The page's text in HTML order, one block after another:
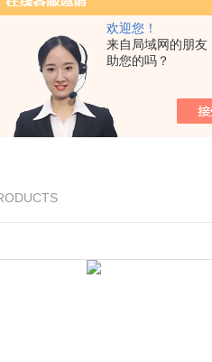
欢迎您！
来自局域网的朋友
助您的吗？
高压兆欧表 5000V数字高压兆欧表